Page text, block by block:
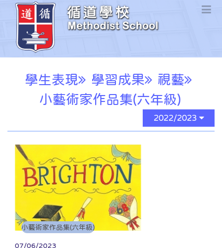
學生表現 學習成果
視藝
小藝術家作品集(六年級)
2022/2023
小藝術家作品集(六年級)
07/06/2023